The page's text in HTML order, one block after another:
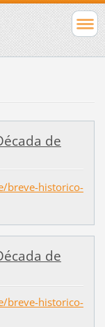
de
breve-historico-
de
breve-historico-